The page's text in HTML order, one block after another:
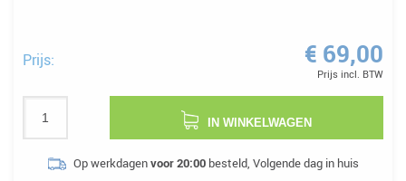
Prijs: € 69,00
Prijs incl. BTW
IN WINKELWAGEN
Op werkdagenvoor 20:00besteld, Volgende dag in huis